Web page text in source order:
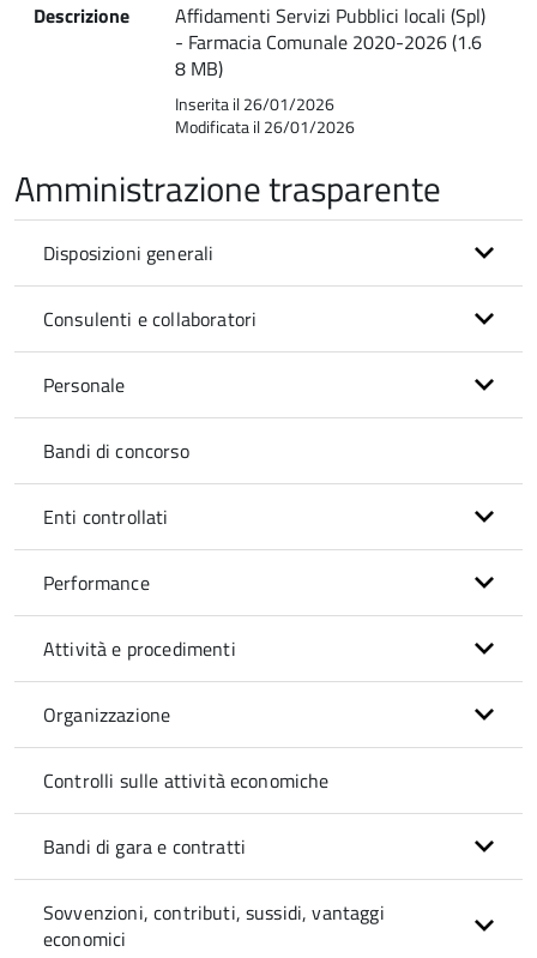
Descrizione
Affidamenti Servizi Pubblici locali (Spl)
- Farmacia Comunale 2020-2026 (1.6
8 MB)
Inserita il 26/01/2026
Modificata il 26/01/2026
Amministrazione trasparente
Disposizioni generali
Consulenti e collaboratori
Personale
Bandi di concorso
Enti controllati
Performance
Attività e procedimenti
Organizzazione
Controlli sulle attività economiche
Bandi di gara e contratti
Sovvenzioni, contributi, sussidi, vantaggi
economici